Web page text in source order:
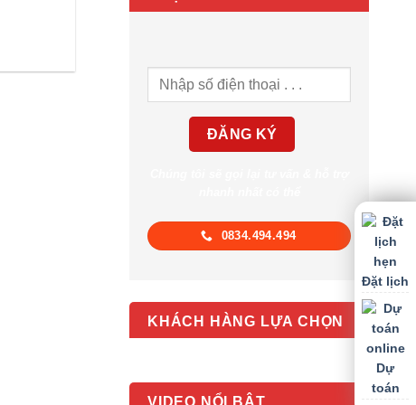
0834.494.494
KHÁCH HÀNG LỰA CHỌN
VIDEO NỔI BẬT
Đặt lịch
Dự
toán